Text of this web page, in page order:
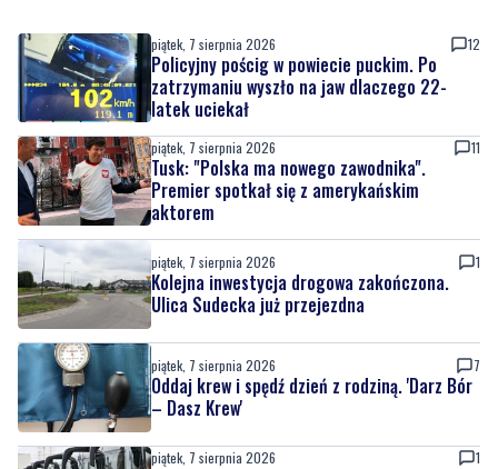
piątek, 7 sierpnia 2026 12
Policyjny pościg w powiecie puckim. Po
zatrzymaniu wyszło na jaw dlaczego 22-
latek uciekał
piątek, 7 sierpnia 2026 11
Tusk: "Polska ma nowego zawodnika".
Premier spotkał się z amerykańskim
aktorem
piątek, 7 sierpnia 2026 1
Kolejna inwestycja drogowa zakończona.
Ulica Sudecka już przejezdna
piątek, 7 sierpnia 2026 7
Oddaj krew i spędź dzień z rodziną. 'Darz Bór
– Dasz Krew'
piątek, 7 sierpnia 2026 1